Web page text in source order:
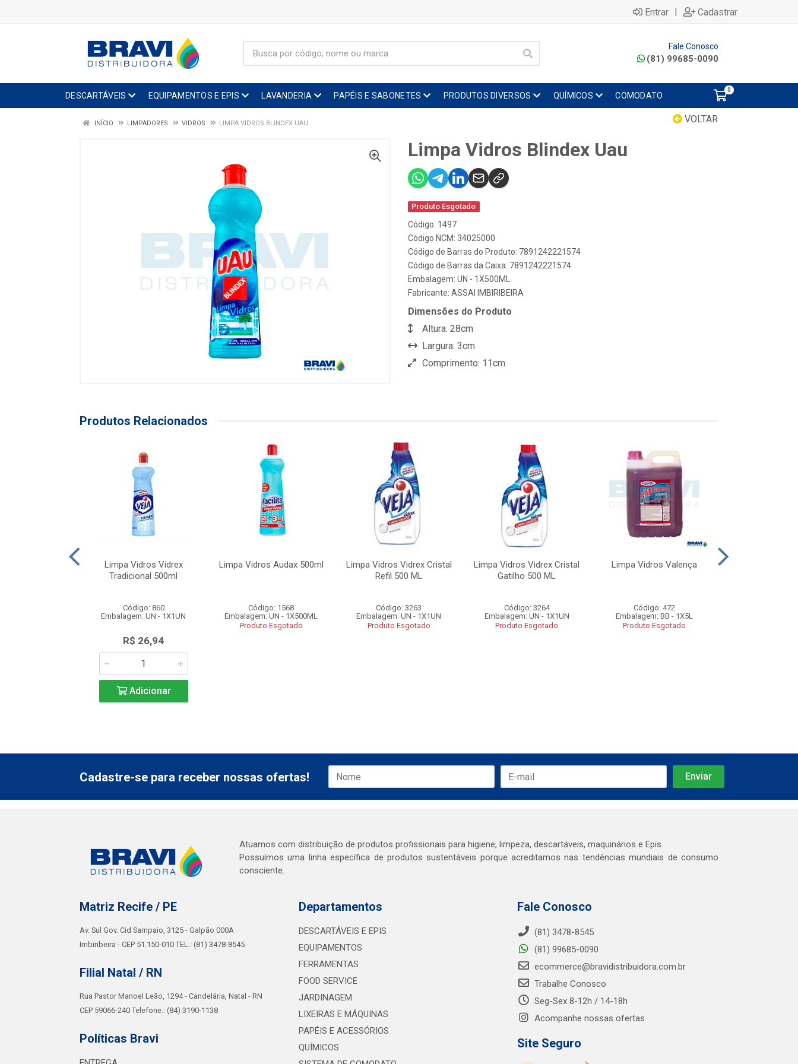
Entrar | Cadastrar
Fale Conosco
(81) 99685-0090
DESCARTÁVEIS EQUIPAMENTOS E EPIS LAVANDERIA PAPÉIS E SABONETES PRODUTOS DIVERSOS QUÍMICOS COMODATO
0
VOLTAR
INÍCIO LIMPADORES VIDROS LIMPA VIDROS BLINDEX UAU
Limpa Vidros Blindex Uau
Produto Esgotado
Código: 1497
Código NCM: 34025000
Código de Barras do Produto: 7891242221574
Código de Barras da Caixa: 7891242221574
Embalagem: UN - 1X500ML
Fabricante: ASSAI IMBIRIBEIRA
Dimensões do Produto
Altura: 28cm
Largura: 3cm
Comprimento: 11cm
Produtos Relacionados
Limpa Vidros Vidrex
Tradicional 500ml
Código: 860
Embalagem: UN - 1X1UN
R$ 26,94
Adicionar
Limpa Vidros Audax 500ml
Código: 1568
Embalagem: UN - 1X500ML
Produto Esgotado
Limpa Vidros Vidrex Cristal
Refil 500 ML
Código: 3263
Embalagem: UN - 1X1UN
Produto Esgotado
Limpa Vidros Vidrex Cristal
Gatilho 500 ML
Código: 3264
Embalagem: UN - 1X1UN
Produto Esgotado
Limpa Vidros Valença
Código: 472
Embalagem: BB - 1X5L
Produto Esgotado
Cadastre-se para receber nossas ofertas!
Atuamos com distribuição de produtos profissionais para higiene, limpeza, descartáveis, maquinários e Epis.
Possuímos uma linha específica de produtos sustentáveis porque acreditamos nas tendências mundiais de consumo
consciente.
Matriz Recife / PE
Av. Sul Gov. Cid Sampaio, 3125 - Galpão 000A
Imbiribeira - CEP 51.150-010 TEL.: (81) 3478-8545
Filial Natal / RN
Rua Pastor Manoel Leão, 1294 - Candelária, Natal - RN
CEP 59066-240 Telefone.: (84) 3190-1138
Políticas Bravi
Departamentos
DESCARTÁVEIS E EPIS
EQUIPAMENTOS
FERRAMENTAS
FOOD SERVICE
JARDINAGEM
LIXEIRAS E MÁQUINAS
PAPÉIS E ACESSÓRIOS
QUÍMICOS
Fale Conosco
(81) 3478-8545
(81) 99685-0090
ecommerce@bravidistribuidora.com.br
Trabalhe Conosco
Seg-Sex 8-12h / 14-18h
Acompanhe nossas ofertas
Site Seguro